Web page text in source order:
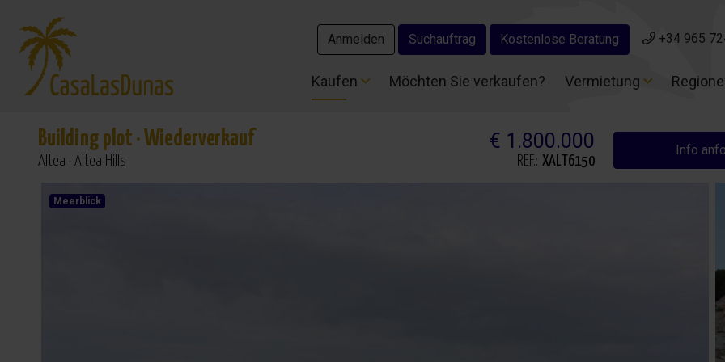
Anmelden Suchauftrag Kostenlose Beratung +34 965
Kaufen Möchten Sie verkaufen? Vermietung
Anmelden Suchauftrag Kostenlose Beratung +34 965
Kaufen Möchten Sie verkaufen? Vermietung
Building plot ·Wiederverkauf
Altea · Altea Hills
€ 1.800.000
REF.: XALT6150
Info
Meerblick